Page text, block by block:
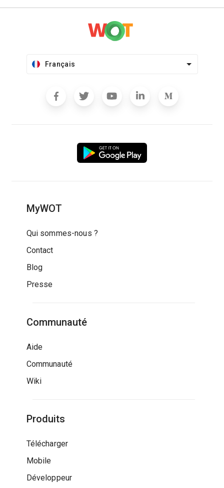
Français
MyWOT
Qui sommes-nous ?
Contact
Blog
Presse
Communauté
Aide
Communauté
Wiki
Produits
Télécharger
Mobile
Développeur